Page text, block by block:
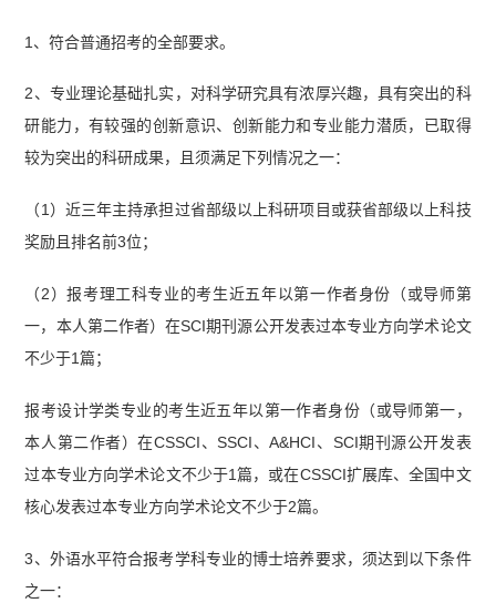
1、符合普通招考的全部要求。
2、专业理论基础扎实，对科学研究具有浓厚兴趣，具有突出的科
研能力，有较强的创新意识、创新能力和专业能力潜质，已取得
较为突出的科研成果，且须满足下列情况之一：
（1）近三年主持承担过省部级以上科研项目或获省部级以上科技
奖励且排名前3位；
（2）报考理工科专业的考生近五年以第一作者身份（或导师第
一，本人第二作者）在SCI期刊源公开发表过本专业方向学术论文
不少于1篇；
报考设计学类专业的考生近五年以第一作者身份（或导师第一，
本人第二作者）在CSSCI、SSCI、A&HCI、SCI期刊源公开发表
过本专业方向学术论文不少于1篇，或在CSSCI扩展库、全国中文
核心发表过本专业方向学术论文不少于2篇。
3、外语水平符合报考学科专业的博士培养要求，须达到以下条件
之一：